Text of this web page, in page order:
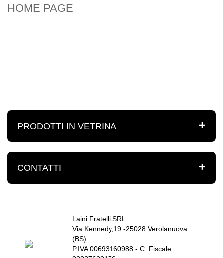
HOME PAGE
PRODOTTI IN VETRINA
CONTATTI
Laini Fratelli SRL
Via Kennedy,19 -25028 Verolanuova
(BS)
P.IVA 00693160988 - C. Fiscale